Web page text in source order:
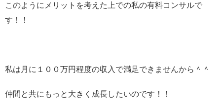
このようにメリットを考えた上での私の有料コンサルで
す！！
私は月に１００万円程度の収入で満足できませんから＾＾
仲間と共にもっと大きく成長したいのです！！